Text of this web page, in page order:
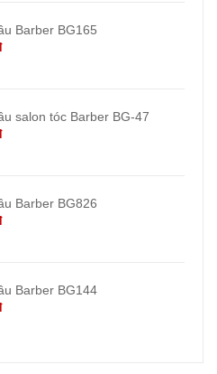
Barber BG165
salon tóc Barber BG-47
Barber BG826
Barber BG144